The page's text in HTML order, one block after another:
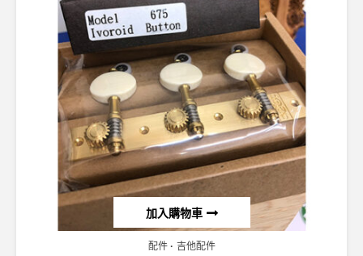
加入購物車
配件 吉他配件